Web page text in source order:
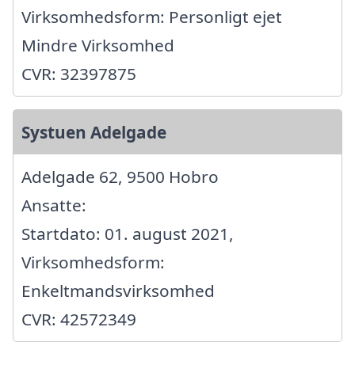
Virksomhedsform: Personligt ejet
Mindre Virksomhed
CVR: 32397875
Systuen Adelgade
Adelgade 62, 9500 Hobro
Ansatte:
Startdato: 01. august 2021,
Virksomhedsform:
Enkeltmandsvirksomhed
CVR: 42572349